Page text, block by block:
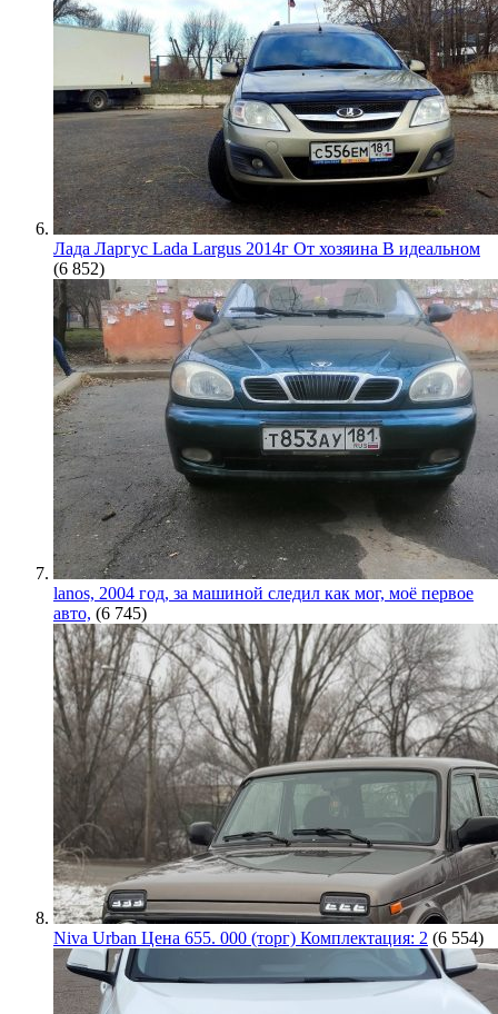
Лада Ларгус Lada Largus 2014г От хозяина В идеальном
(6 852)
lanos, 2004 год, за машиной следил как мог, моё первое
авто, (6 745)
Niva Urban Цена 655. 000 (торг) Комплектация: 2 (6 554)